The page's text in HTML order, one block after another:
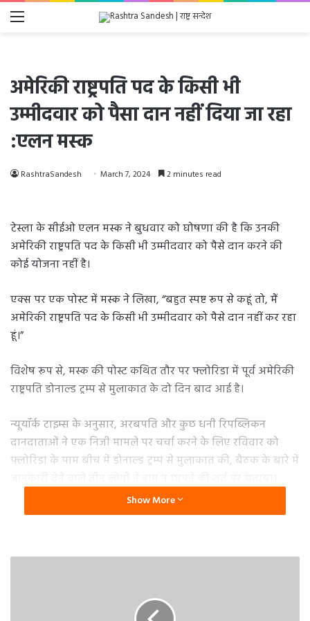
Menu
अमेरिकी राष्ट्रपति पद के किसी भी
उम्मीदवार को पैसा दान नहीं दिया जा रहा
:एलन मस्क
RashtraSandesh March 7, 2024 2 minutes read
टेस्ला के सीईओ एलन मस्क ने बुधवार को घोषणा की है कि उनकी
अमेरिकी राष्ट्रपति पद के किसी भी उम्मीदवार को पैसे दान करने की
कोई योजना नहीं है।
एक्स पर एक पोस्ट में मस्क ने लिखा, “बहुत स्पष्ट रूप से कहूं तो, मैं
अमेरिकी राष्ट्रपति पद के किसी भी उम्मीदवार को पैसे दान नहीं कर रहा
हूं।”
विशेष रूप से, मस्क की पोस्ट कथित तौर पर फ्लोरिडा में पूर्व अमेरिकी
राष्ट्रपति डोनाल्ड ट्रम्प से मुलाकात के दो दिन बाद आई है।
न्यूयॉर्क टाइम्स के अनुसार, अरबपति और कुछ धनी रिपब्लिकन
दानदाताओं ने एक निजी मामले पर चर्चा करने के लिए रविवार को
फ्लोरिडा के पाम बीच में डोनाल्ड ट्रम्प से मुलाकात की, बैठक के बारे में
इस बीच, ट्रम्प के सहयोगियों ने मस्क की सोशल मीडिया टिप्पणियों पर
विपरीत, राष्ट्रपति अभियान में भारी निवेश नहीं किया है और पिछले कुछ
Show More